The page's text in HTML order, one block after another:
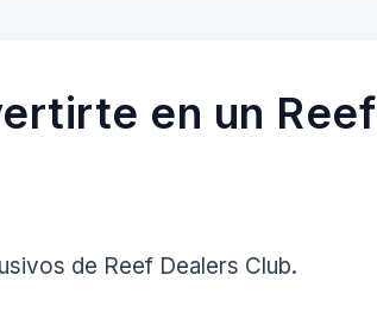
en un Reef
de Reef Dealers Club.